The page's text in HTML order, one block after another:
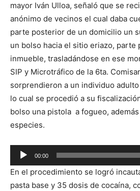
mayor Iván Ulloa, señaló que se
anónimo de vecinos el cual daba
parte posterior de un domicilio un
un bolso hacia el sitio eriazo, parte
inmueble, trasladándose en ese
SIP y Microtráfico de la 6ta.
sorprendieron a un individuo
lo cual se procedió a su
bolso una pistola a fogueo,
especies.
Reproductor
de
audio
00:00
En el procedimiento se logró
pasta base y 35 dosis de cocaína,